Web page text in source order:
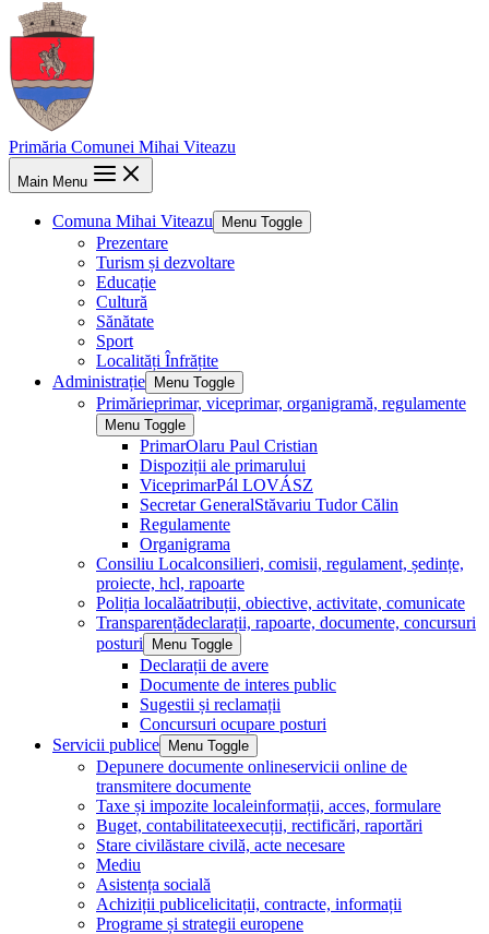
Primăria Comunei Mihai Viteazu
Main Menu
Comuna Mihai Viteazu Menu Toggle
Prezentare
Turism și dezvoltare
Educație
Cultură
Sănătate
Sport
Localități Înfrățite
Administrație
Menu Toggle
Primărieprimar, viceprimar, organigramă, regulamente
Menu Toggle
PrimarOlaru Paul Cristian
Dispoziții ale primarului
ViceprimarPál LOVÁSZ
Secretar GeneralStăvariu Tudor Călin
Regulamente
Organigrama
Consiliu Localconsilieri, comisii, regulament, ședințe,
proiecte, hcl, rapoarte
Poliția localăatribuții, obiective, activitate, comunicate
Transparențădeclarații, rapoarte, documente, concursuri
posturi
Menu Toggle
Declarații de avere
Documente de interes public
Sugestii și reclamații
Concursuri ocupare posturi
Servicii publice
Menu Toggle
Depunere documente onlineservicii online de
transmitere documente
Taxe și impozite localeinformații, acces, formulare
Buget, contabilitateexecuții, rectificări, raportări
Stare civilăstare civilă, acte necesare
Mediu
Asistența socială
Achiziții publicelicitații, contracte, informații
Programe și strategii europene